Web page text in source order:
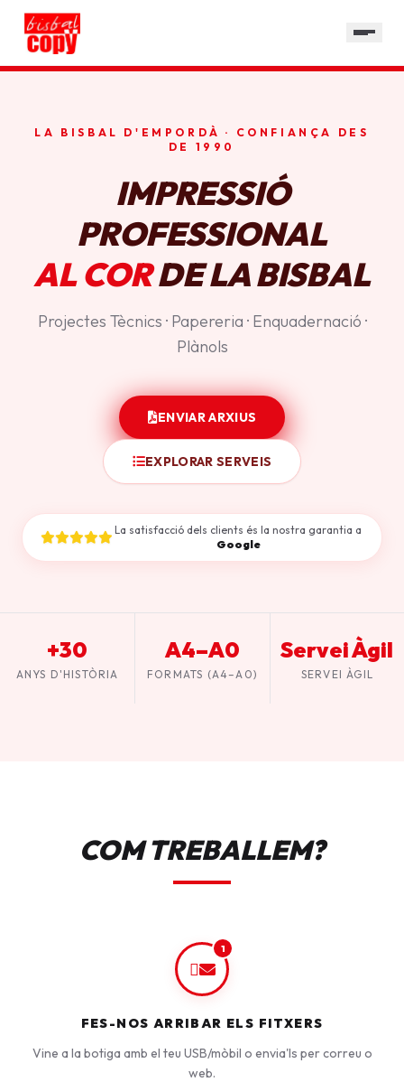
HORARI
LA BISBAL D'EMPORDÀ · CONFIANÇA DES
DE 1990
IMPRESSIÓ
PROFESSIONAL
AL CORDE LA BISBAL
Projectes Tècnics · Papereria · Enquadernació ·
Plànols
ENVIAR ARXIUS
EXPLORAR SERVEIS
La satisfacció dels clients és la nostra garantia a
Google
+30
ANYS D'HISTÒRIA
A4–A0
FORMATS (A4–A0)
Servei Àgil
SERVEI ÀGIL
COM TREBALLEM?
1
FES-NOS ARRIBAR ELS FITXERS
Vine a la botiga amb el teu USB/mòbil o envia'ls per correu o
web.